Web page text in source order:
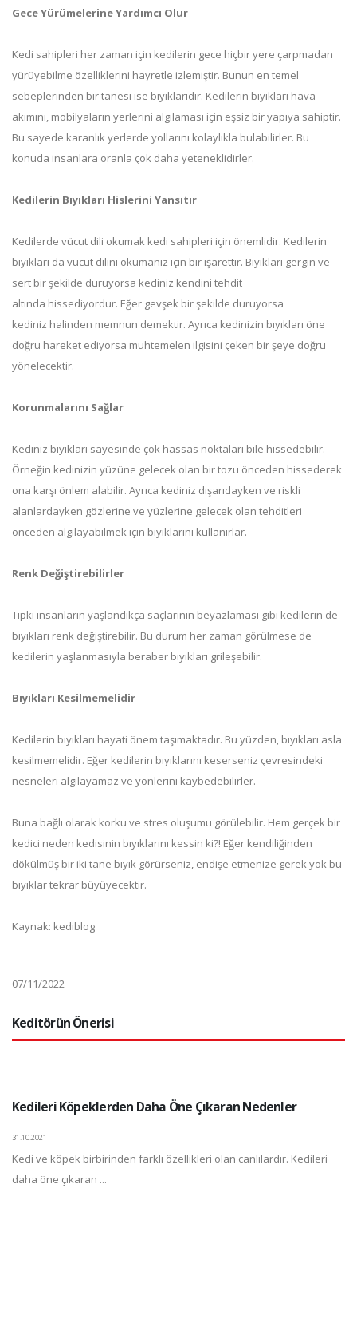
Gece Yürümelerine Yardımcı Olur
Kedi sahipleri her zaman için kedilerin gece hiçbir yere çarpmadan
yürüyebilme özelliklerini hayretle izlemiştir. Bunun en temel
sebeplerinden bir tanesi ise bıyıklarıdır. Kedilerin bıyıkları hava
akımını, mobilyaların yerlerini algılaması için eşsiz bir yapıya sahiptir.
Bu sayede karanlık yerlerde yollarını kolaylıkla bulabilirler. Bu
konuda insanlara oranla çok daha yeteneklidirler.
Kedilerin Bıyıkları Hislerini Yansıtır
Kedilerde vücut dili okumak kedi sahipleri için önemlidir. Kedilerin
bıyıkları da vücut dilini okumanız için bir işarettir. Bıyıkları gergin ve
sert bir şekilde duruyorsa kediniz kendini tehdit
altında hissediyordur. Eğer gevşek bir şekilde duruyorsa
kediniz halinden memnun demektir. Ayrıca kedinizin bıyıkları öne
doğru hareket ediyorsa muhtemelen ilgisini çeken bir şeye doğru
yönelecektir.
Korunmalarını Sağlar
Kediniz bıyıkları sayesinde çok hassas noktaları bile hissedebilir.
Örneğin kedinizin yüzüne gelecek olan bir tozu önceden hissederek
ona karşı önlem alabilir. Ayrıca kediniz dışarıdayken ve riskli
alanlardayken gözlerine ve yüzlerine gelecek olan tehditleri
önceden algılayabilmek için bıyıklarını kullanırlar.
Renk Değiştirebilirler
Tıpkı insanların yaşlandıkça saçlarının beyazlaması gibi kedilerin de
bıyıkları renk değiştirebilir. Bu durum her zaman görülmese de
kedilerin yaşlanmasıyla beraber bıyıkları grileşebilir.
Bıyıkları Kesilmemelidir
Kedilerin bıyıkları hayati önem taşımaktadır. Bu yüzden, bıyıkları asla
kesilmemelidir. Eğer kedilerin bıyıklarını keserseniz çevresindeki
nesneleri algılayamaz ve yönlerini kaybedebilirler.
Buna bağlı olarak korku ve stres oluşumu görülebilir. Hem gerçek bir
kedici neden kedisinin bıyıklarını kessin ki?! Eğer kendiliğinden
dökülmüş bir iki tane bıyık görürseniz, endişe etmenize gerek yok bu
bıyıklar tekrar büyüyecektir.
Kaynak: kediblog
07/11/2022
Keditörün Önerisi
Kedileri Köpeklerden Daha Öne Çıkaran Nedenler
31.10.2021
Kedi ve köpek birbirinden farklı özellikleri olan canlılardır. Kedileri
daha öne çıkaran ...